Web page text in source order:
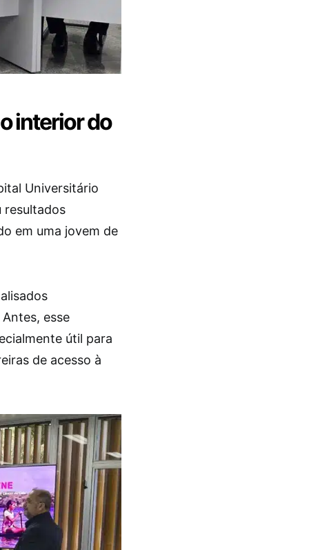
interior do
Universitário
resultados
em uma jovem de
esse
útil para
de acesso à